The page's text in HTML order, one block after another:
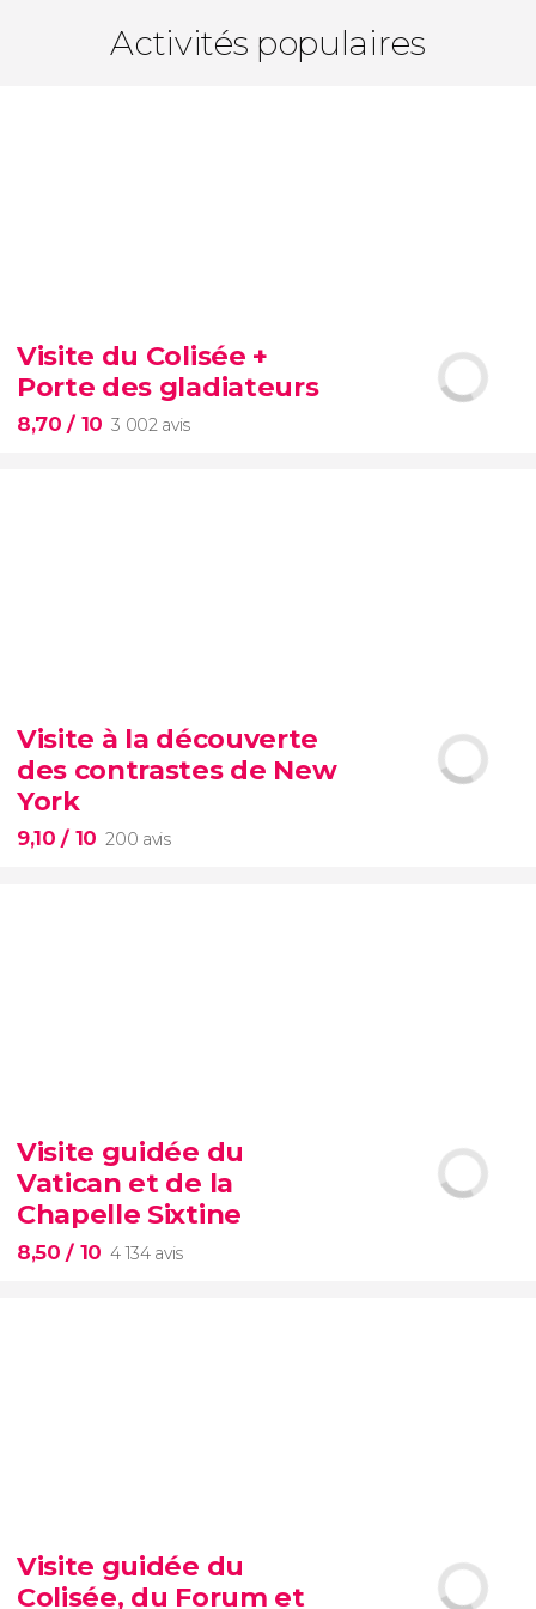
Activités populaires
Visite du Colisée +
Porte des gladiateurs
8,70/ 10 3 002 avis
vous ne pouvez pas passer à côté
d’une visite de l’éternel Colisée
Visite à la découverte
des contrastes de New
York
9,10/ 10 200 avis
visite autour des
contrastes de New York
Visite guidée du
Vatican et de la
Chapelle Sixtine
8,50/ 10 4 134 avis
Musées du Vatican
Chapelle Sixtine
éviterez les files
Visite guidée du
Colisée, du Forum et